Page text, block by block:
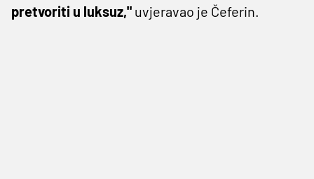
pretvoriti u luksuz," uvjeravao je Čeferin.